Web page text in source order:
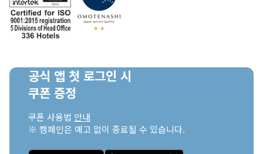
공식 앱 첫 로그인 시
쿠폰 증정
쿠폰 사용법 안내
※ 캠페인은 예고 없이 종료될 수 있습니다.